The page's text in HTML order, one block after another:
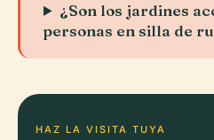
¿Son los jardines
personas en silla de
HAZ LA VISITA TUYA